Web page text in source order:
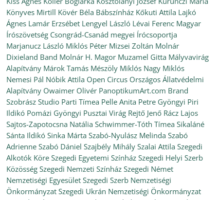
Könyves Mirtill Kövér Béla Bábszínház Kőkuti Attila Lajkó
Ágnes Lamár Erzsébet Lengyel László Lévai Ferenc Magyar
Írószövetség Csongrád-Csanád megyei Írócsoportja
Marjanucz László Miklós Péter Mizsei Zoltán Molnár
Dixieland Band Molnár H. Magor Muzamel Gitta Mályvavirág
Alapítvány Márok Tamás Mészöly Miklós Nagy Miklós
Nemesi Pál Nóbik Attila Open Circus Országos Állatvédelmi
Alapítvány Owaimer Olivér PanoptikumArt.com Brand
Szobrász Studio Parti Tímea Pelle Anita Petre Gyöngyi Piri
Ildikó Pomázi Gyöngyi Pusztai Virág Rejtő Jenő Rácz Lajos
Sajtos-Zapotocsna Natália Schwimmer-Tóth Tímea Sikaláné
Sánta Ildikó Sinka Márta Szabó-Nyulász Melinda Szabó
Adrienne Szabó Dániel Szajbély Mihály Szalai Attila Szegedi
Alkotók Köre Szegedi Egyetemi Színház Szegedi Helyi Szerb
Közösség Szegedi Nemzeti Színház Szegedi Német
Nemzetiségi Egyesület Szegedi Szerb Nemzetiségi
Önkormányzat Szegedi Ukrán Nemzetiségi Önkormányzat